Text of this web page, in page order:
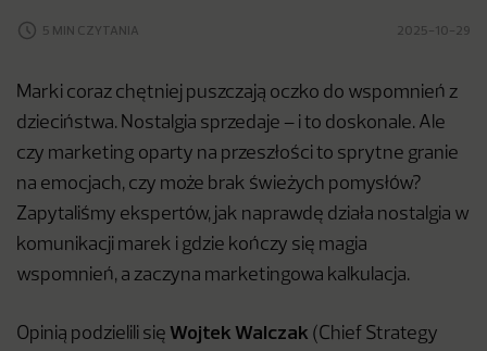
5 MIN CZYTANIA 2025-10-29
Marki coraz chętniej puszczają oczko do wspomnień z
dzieciństwa. Nostalgia sprzedaje – i to doskonale. Ale
czy marketing oparty na przeszłości to sprytne granie
na emocjach, czy może brak świeżych pomysłów?
Zapytaliśmy ekspertów, jak naprawdę działa nostalgia w
komunikacji marek i gdzie kończy się magia
wspomnień, a zaczyna marketingowa kalkulacja.
Opinią podzielili się WojtekWalczak (Chief Strategy